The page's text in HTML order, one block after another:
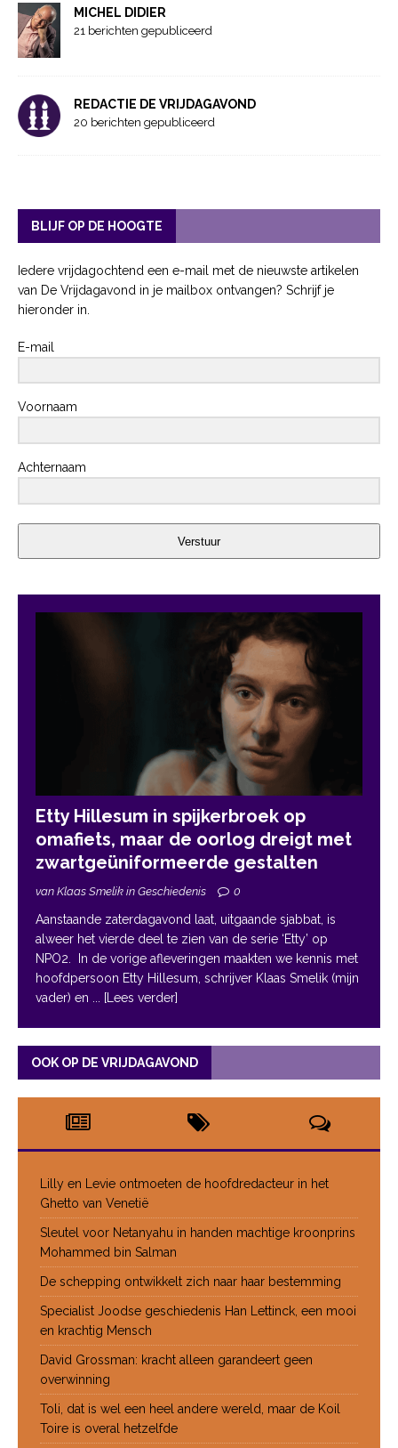
MICHEL DIDIER
21 berichten gepubliceerd
REDACTIE DE VRIJDAGAVOND
20 berichten gepubliceerd
BLIJF OP DE HOOGTE
Iedere vrijdagochtend een e-mail met de nieuwste artikelen
van De Vrijdagavond in je mailbox ontvangen? Schrijf je
hieronder in.
E-mail
Voornaam
Achternaam
Verstuur
Etty Hillesum in spijkerbroek op
omafiets, maar de oorlog dreigt met
zwartgeüniformeerde gestalten
van Klaas Smelik in Geschiedenis 0
Aanstaande zaterdagavond laat, uitgaande sjabbat, is
alweer het vierde deel te zien van de serie ‘Etty’ op
NPO2. In de vorige afleveringen maakten we kennis met
hoofdpersoon Etty Hillesum, schrijver Klaas Smelik (mijn
vader) en
... [Lees verder]
OOK OP DE VRIJDAGAVOND
Lilly en Levie ontmoeten de hoofdredacteur in het
Ghetto van Venetië
Sleutel voor Netanyahu in handen machtige kroonprins
Mohammed bin Salman
De schepping ontwikkelt zich naar haar bestemming
Specialist Joodse geschiedenis Han Lettinck, een mooi
en krachtig Mensch
David Grossman: kracht alleen garandeert geen
overwinning
Toli, dat is wel een heel andere wereld, maar de Koil
Toire is overal hetzelfde